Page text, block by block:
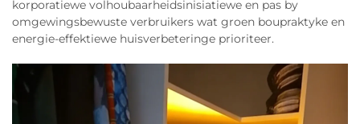
korporatiewe volhoubaarheidsinisiatiewe en pas by
omgewingsbewuste verbruikers wat groen boupraktyke en
energie-effektiewe huisverbeteringe prioriteer.